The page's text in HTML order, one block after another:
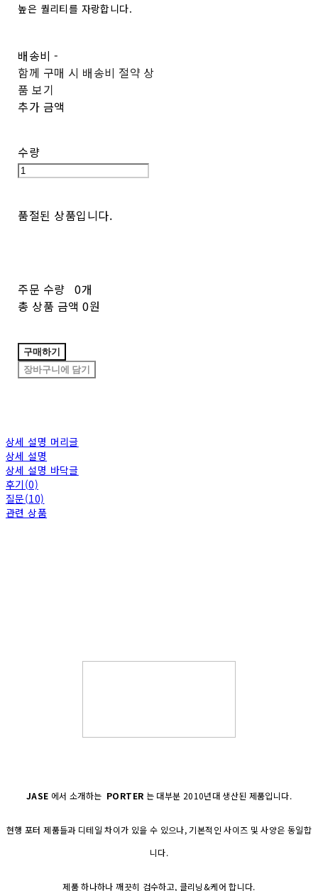
높은 퀄리티를 자랑합니다.
배송비-
함께 구매 시 배송비 절약 상
품 보기
추가 금액
수량
품절된 상품입니다.
주문 수량 0개
총 상품 금액 0원
구매하기
장바구니에 담기
상세 설명 머리글
상세 설명
상세 설명 바닥글
후기(0)
질문(10)
관련 상품
JASE 에서 소개하는 PORTER 는 대부분 2010년대 생산된 제품입니다.
현행 포터 제품들과 디테일 차이가 있을 수 있으나, 기본적인 사이즈 및 사양은 동일합
니다.
제품 하나하나 깨끗히 검수하고, 클리닝&케어 합니다.